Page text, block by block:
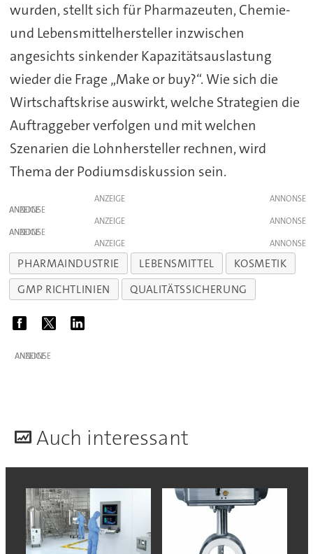
wurden, stellt sich für Pharmazeuten, Chemie-
und Lebensmittelhersteller inzwischen
angesichts sinkender Kapazitätsauslastung
wieder die Frage „Make or buy?“. Wie sich die
Wirtschaftskrise auswirkt, welche Strategien die
Auftraggeber verfolgen und mit welchen
Szenarien die Lohnhersteller rechnen, wird
Thema der Podiumsdiskussion sein.
ANZEIGE
ANZEIGE
ANZEIGE
ANZEIGE
ANZEIGE
PHARMAINDUSTRIE LEBENSMITTEL
KOSMETIK
GMP RICHTLINIEN
QUALITÄTSSICHERUNG
ANZEIGE
Auch interessant